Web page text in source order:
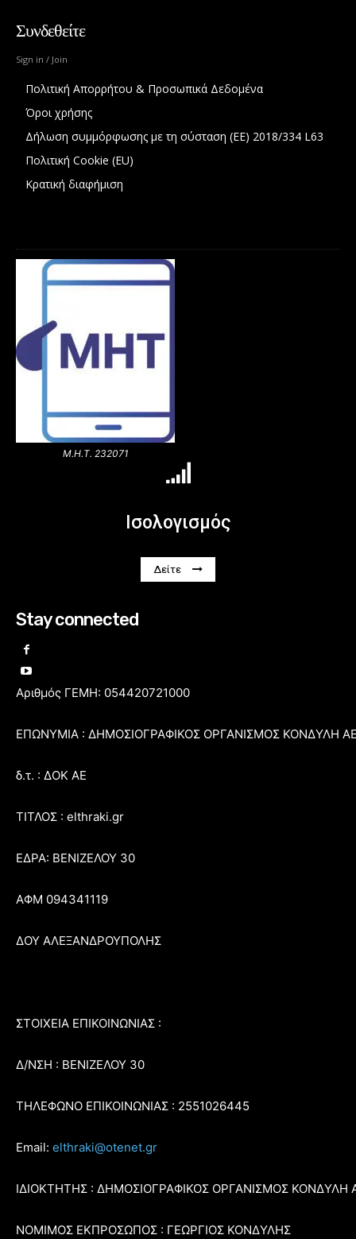
Συνδεθείτε
Sign in / Join
Πολιτική Απορρήτου & Προσωπικά Δεδομένα
Όροι χρήσης
Δήλωση συμμόρφωσης με τη σύσταση (ΕΕ) 2018/334 L63
Πολιτική Cookie (EU)
Κρατική διαφήμιση
Μ.Η.Τ. 232071
Ισολογισμός
Δείτε
Stay connected
Αριθμός ΓΕΜΗ: 054420721000
ΕΠΩΝΥΜΙΑ : ΔΗΜΟΣΙΟΓΡΑΦΙΚΟΣ ΟΡΓΑΝΙΣΜΟΣ ΚΟΝΔΥΛΗ
δ.τ. : ΔΟΚ ΑΕ
ΤΙΤΛΟΣ : elthraki.gr
ΕΔΡΑ: ΒΕΝΙΖΕΛΟΥ 30
ΑΦΜ 094341119
ΔΟΥ ΑΛΕΞΑΝΔΡΟΥΠΟΛΗΣ
ΣΤΟΙΧΕΙΑ ΕΠΙΚΟΙΝΩΝΙΑΣ :
Δ/ΝΣΗ : ΒΕΝΙΖΕΛΟΥ 30
ΤΗΛΕΦΩΝΟ ΕΠΙΚΟΙΝΩΝΙΑΣ : 2551026445
Email: elthraki@otenet.gr
ΙΔΙΟΚΤΗΤΗΣ : ΔΗΜΟΣΙΟΓΡΑΦΙΚΟΣ ΟΡΓΑΝΙΣΜΟΣ ΚΟΝΔΥΛΗ
ΝΟΜΙΜΟΣ ΕΚΠΡΟΣΩΠΟΣ : ΓΕΩΡΓΙΟΣ ΚΟΝΔΥΛΗΣ